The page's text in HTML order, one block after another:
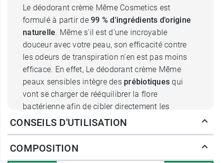
Le déodorant crème Même Cosmetics est
formulé à partir de 99 % d'ingrédients d'origine
naturelle. Même s'il est d'une incroyable
douceur avec votre peau, son efficacité contre
les odeurs de transpiration n'en est pas moins
efficace. En effet, Le déodorant crème Même
peaux sensibles intègre des prébiotiquesqui
vont se charger de rééquilibrer la flore
bactérienne afin de cibler directement les
bactéries responsables des mauvaises odeurs.
transpiration, essentiel au fonctionnement
CONSEILS D'UTILISATION
COMPOSITION